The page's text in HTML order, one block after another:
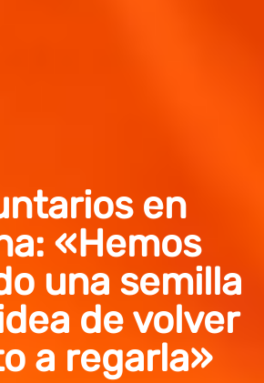
en
«Hemos
una semilla
de volver
a regarla»